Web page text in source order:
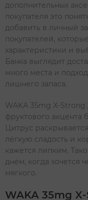
дополнительных
покупателя это
добавить в личный
покупателей,
характеристики и
Банка выглядит
много места и
лишнего запаса.
WAKA 35mg X-
фруктового акцента
Цитрус
лёгкую сладость и
кажется липким.
днём, когда хочется
мягкого.
WAKA 35mg